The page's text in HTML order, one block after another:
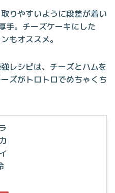
りやすいように段差が着い
手。チーズケーキにした
もオススメ。
レシピは、チーズとハムを
ズがトロトロでめちゃくち